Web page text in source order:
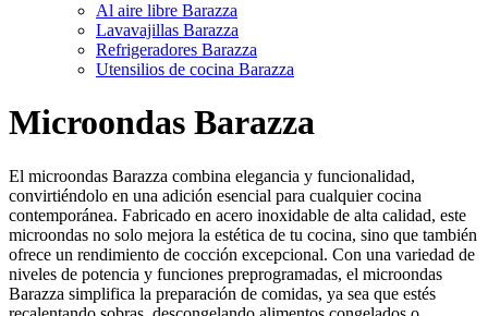
Al aire libre Barazza
Lavavajillas Barazza
Refrigeradores Barazza
Utensilios de cocina Barazza
Microondas Barazza
El microondas Barazza combina elegancia y funcionalidad,
convirtiéndolo en una adición esencial para cualquier cocina
contemporánea. Fabricado en acero inoxidable de alta calidad, este
microondas no solo mejora la estética de tu cocina, sino que también
ofrece un rendimiento de cocción excepcional. Con una variedad de
niveles de potencia y funciones preprogramadas, el microondas
Barazza simplifica la preparación de comidas, ya sea que estés